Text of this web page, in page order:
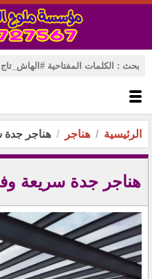
الرئيسية هناجر هناجر جدة
هناجر جدة سريعة